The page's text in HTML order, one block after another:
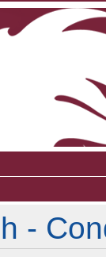
-